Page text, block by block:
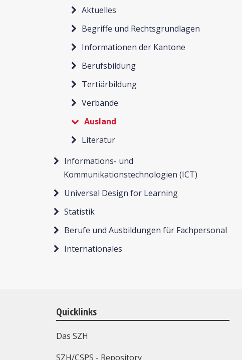
Aktuelles
Begriffe und Rechtsgrundlagen
Informationen der Kantone
Berufsbildung
Tertiärbildung
Verbände
Ausland
Literatur
Informations- und
Kommunikationstechnologien (ICT)
Universal Design for Learning
Statistik
Berufe und Ausbildungen für Fachpersonal
Internationales
Quicklinks
Das SZH
SZH/CSPS - Repository